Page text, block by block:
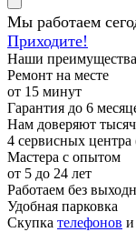
Мы работаем
Приходите!
Наши преимущества
Ремонт на месте
от 15 минут
Гарантия до 6
Нам доверяют
4 сервисных центра
Мастера с опытом
от 5 до 24 лет
Работаем без
Удобная парковка
Скупка телефонов и